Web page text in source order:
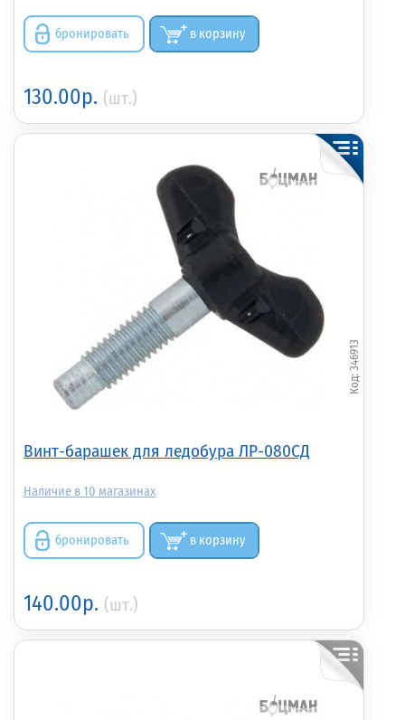
бронировать в корзину
130.00р. (шт.)
Винт-барашек для ледобура ЛР-080СД
346913
10
бронировать в корзину
140.00р. (шт.)